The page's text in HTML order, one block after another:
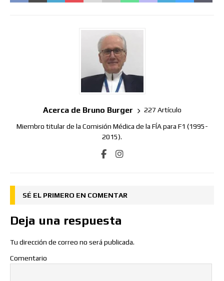
Acerca de Bruno Burger 227 Artículo
Miembro titular de la Comisión Médica de la FÍA para F1 (1995-
2015).
SÉ EL PRIMERO EN COMENTAR
Deja una respuesta
Tu dirección de correo no será publicada.
Comentario